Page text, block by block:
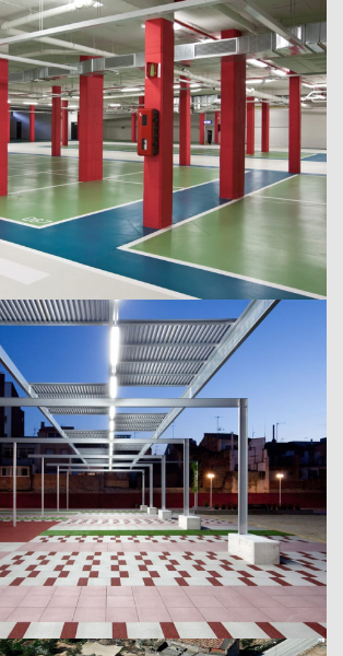
en el “Cap” de Vila-seca
Vila-seca, 2012
Ajuntament de Vila-seca
Parque urbano
Vila-seca, 2011
Ajuntament de Vila-seca